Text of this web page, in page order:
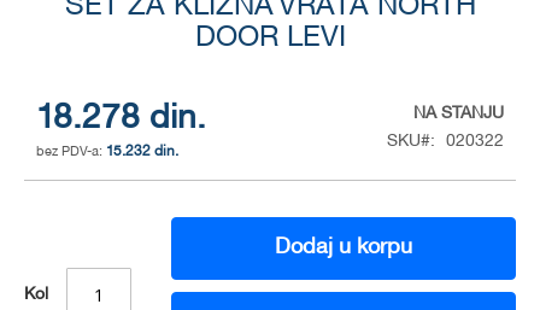
SET ZA KLIZNA VRATA NORTH
DOOR LEVI
18.278 din.
15.232 din.
NA STANJU
SKU
020322
Kol
Dodaj u korpu
the
images
gallery